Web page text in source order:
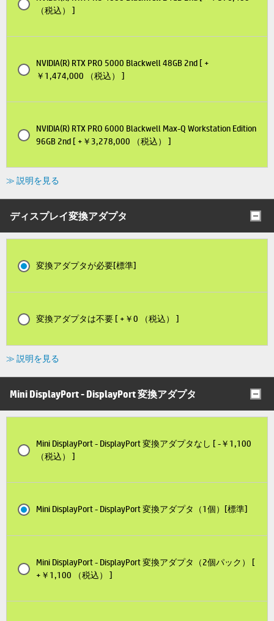
（税込） ]
NVIDIA(R) RTX PRO 5000 Blackwell 48GB 2nd [ +
￥1,474,000 （税込） ]
NVIDIA(R) RTX PRO 6000 Blackwell Max-Q Workstation Edition
96GB 2nd [ +￥3,278,000 （税込） ]
≫ 説明を見る
ディスプレイ変換アダプタ
変換アダプタが必要[標準]
変換アダプタは不要 [ +￥0 （税込） ]
≫ 説明を見る
Mini DisplayPort - DisplayPort 変換アダプタ
Mini DisplayPort - DisplayPort 変換アダプタなし [ -￥1,100
（税込） ]
Mini DisplayPort - DisplayPort 変換アダプタ（1個）[標準]
Mini DisplayPort - DisplayPort 変換アダプタ（2個パック） [
+￥1,100 （税込） ]